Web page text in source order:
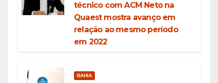
técnico com ACM Neto na
Quaest mostra avanço em
relação ao mesmo período
em 2022
BAHIA